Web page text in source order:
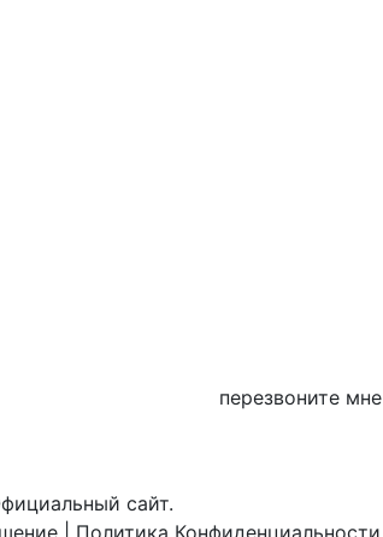
перезвоните мне
сайт.
Политика Конфиденциальности